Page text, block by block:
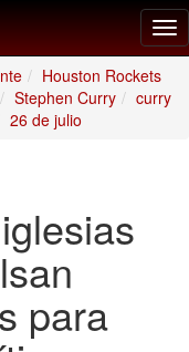
Houston Rockets
Stephen Curry
curry
26 de julio
para